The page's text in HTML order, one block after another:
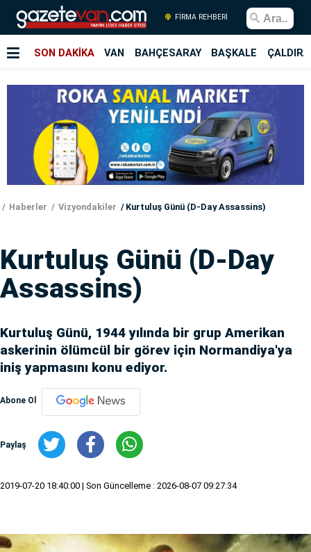
FİRMA REHBERİ
SON DAKİKA VAN BAHÇESARAY BAŞKALE
Haberler Vizyondakiler Kurtuluş Günü (D-Day Assassins)
Kurtuluş Günü (D-Day
Assassins)
Kurtuluş Günü, 1944 yılında bir grup Amerikan
askerinin ölümcül bir görev için Normandiya'ya
iniş yapmasını konu ediyor.
Abone Ol
Paylaş
2019-07-20 18:40:00 | Son Güncelleme : 2026-08-07 09:27:34